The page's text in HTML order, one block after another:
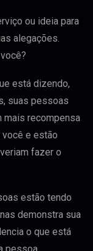
ou ideia para
alegações.
está dizendo,
suas pessoas
mais recompensa
e estão
fazer o
estão tendo
demonstra sua
o que está